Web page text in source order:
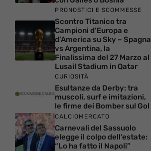
PRONOSTICI E SCOMMESSE
Scontro Titanico tra
Campioni d’Europa e
d’America su Sky – Spagna
vs Argentina, la
Finalissima del 27 Marzo al
Lusail Stadium in Qatar
CURIOSITÀ
Esultanze da Derby: tra
muscoli, surf e imitazioni,
le firme dei Bomber sul Gol
CALCIOMERCATO
Carnevali del Sassuolo
elegge il colpo dell’estate:
“Lo ha fatto il Napoli”